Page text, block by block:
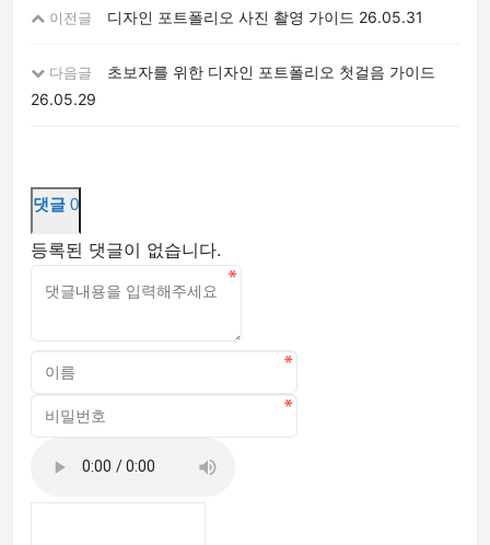
이전글 디자인 포트폴리오 사진 촬영 가이드 26.05.31
다음글
초보자를 위한 디자인 포트폴리오 첫걸음 가이드
26.05.29
댓글 0
등록된 댓글이 없습니다.